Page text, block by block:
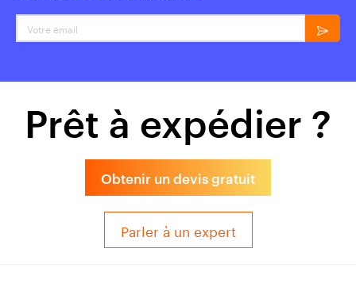
Votre email
Prêt à expédier ?
Obtenir un devis gratuit
Parler à un expert